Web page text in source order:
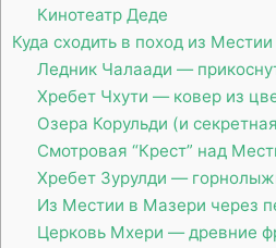
Кинотеатр Деде
Куда сходить в поход из
Ледник Чалаади —
Хребет Чхути — ковер из
Озера Корульди (и
Смотровая “Крест” над
Хребет Зурулди —
Из Местии в Мазери через
Церковь Мхери — древние